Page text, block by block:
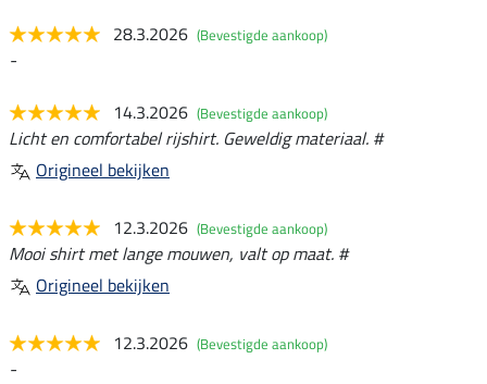
28.3.2026 (Bevestigde aankoop)
-
14.3.2026 (Bevestigde aankoop)
Licht en comfortabel rijshirt. Geweldig materiaal. #
Origineel bekijken
12.3.2026 (Bevestigde aankoop)
Mooi shirt met lange mouwen, valt op maat. #
Origineel bekijken
12.3.2026 (Bevestigde aankoop)
-